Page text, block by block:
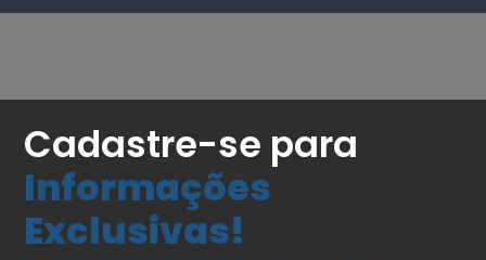
Cadastre-se para
Informações
Exclusivas!